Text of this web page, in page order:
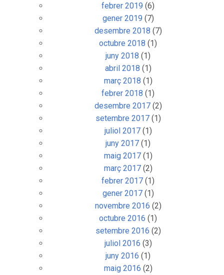
febrer 2019 (6)
gener 2019 (7)
desembre 2018 (7)
octubre 2018 (1)
juny 2018 (1)
abril 2018 (1)
març 2018 (1)
febrer 2018 (1)
desembre 2017(2)
setembre 2017(1)
juliol 2017(1)
juny 2017 (1)
maig 2017(1)
març 2017(2)
febrer 2017 (1)
gener 2017(1)
novembre 2016 (2)
octubre 2016 (1)
setembre 2016 (2)
juliol 2016 (3)
juny 2016 (1)
maig 2016 (2)